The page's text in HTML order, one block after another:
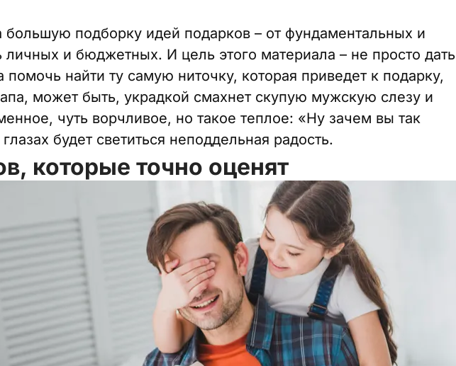
подборку идей подарков – от фундаментальных и
личных и бюджетных. И цель этого материала – не просто дать
помочь найти ту самую ниточку, которая приведет к подарку,
может быть, украдкой смахнет скупую мужскую слезу и
чуть ворчливое, но такое теплое: «Ну зачем вы так
будет светиться неподдельная радость.
которые точно оценят